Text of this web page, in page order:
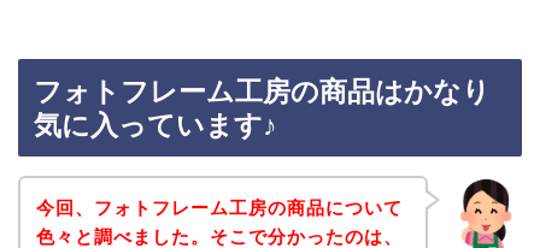
フォトフレーム工房の商品はかなり
気に入っています♪
今回、フォトフレーム工房の商品について
色々と調べました。そこで分かったのは、